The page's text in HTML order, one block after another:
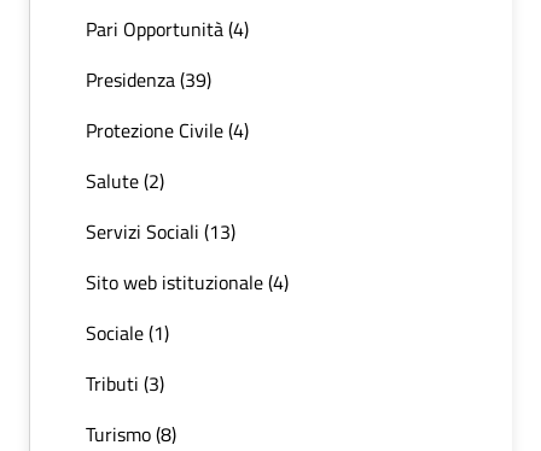
Pari Opportunità (4)
Presidenza (39)
Protezione Civile (4)
Salute (2)
Servizi Sociali (13)
Sito web istituzionale (4)
Sociale (1)
Tributi (3)
Turismo (8)